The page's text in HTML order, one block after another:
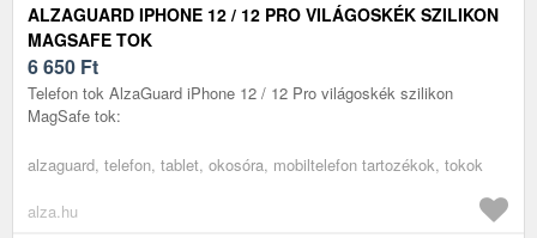
ALZAGUARD IPHONE 12 / 12 PRO VILÁGOSKÉK SZILIKON
MAGSAFE TOK
6 650 Ft
Telefon tok AlzaGuard iPhone 12 / 12 Pro világoskék szilikon
MagSafe tok:
alzaguard, telefon, tablet, okosóra, mobiltelefon tartozékok, tokok
alza.hu